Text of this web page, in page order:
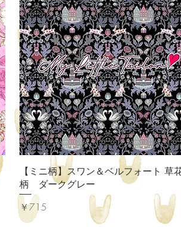
クイックビュー
【ミニ柄】スワン＆ベルフォート 草
柄 ダークグレー
価格
￥715